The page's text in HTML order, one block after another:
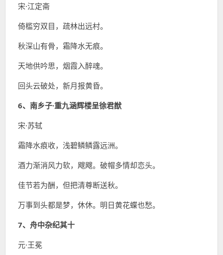
宋·江定斋
倚槛穷双目，疏林出远村。
秋深山有骨，霜降水无痕。
天地供吟思，烟霞入醉魂。
回头云破处，新月报黄昏。
6、南乡子·重九涵辉楼呈徐君猷
宋·苏轼
霜降水痕收，浅碧鳞鳞露远洲。
酒力渐消风力软，飕飕。破帽多情却恋头。
佳节若为酬，但把清尊断送秋。
万事到头都是梦，休休。明日黄花蝶也愁。
7、舟中杂纪其十
元·王冕